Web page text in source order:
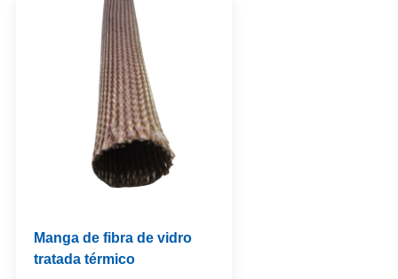
Manga de fibra de vidro
tratada térmico